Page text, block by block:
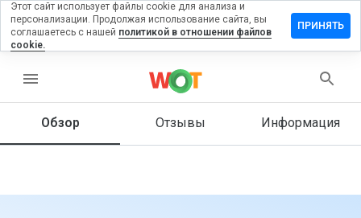
menu
Обзор Отзывы Информация
на
Как бы
этот
Этот сайт использует файлы cookie для анализа и
персонализации. Продолжая использование сайта, вы
соглашаетесь с нашей политикой в отношении файлов
cookie.
ПРИНЯТЬ